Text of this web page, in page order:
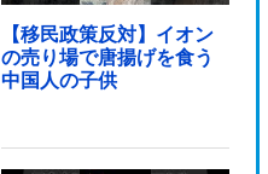
【移民政策反対】イオン
の売り場で唐揚げを食う
中国人の子供